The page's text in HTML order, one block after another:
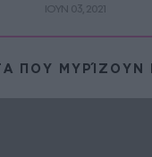
ΙΟΥΝ 03, 2021
ΠΟΥ ΜΥΡΊΖΟΥΝ